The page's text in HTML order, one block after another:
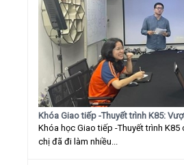
Khóa Giao tiếp -Thuyết trình K85:
Khóa học Giao tiếp -Thuyết trình
chị đã đi làm nhiều...